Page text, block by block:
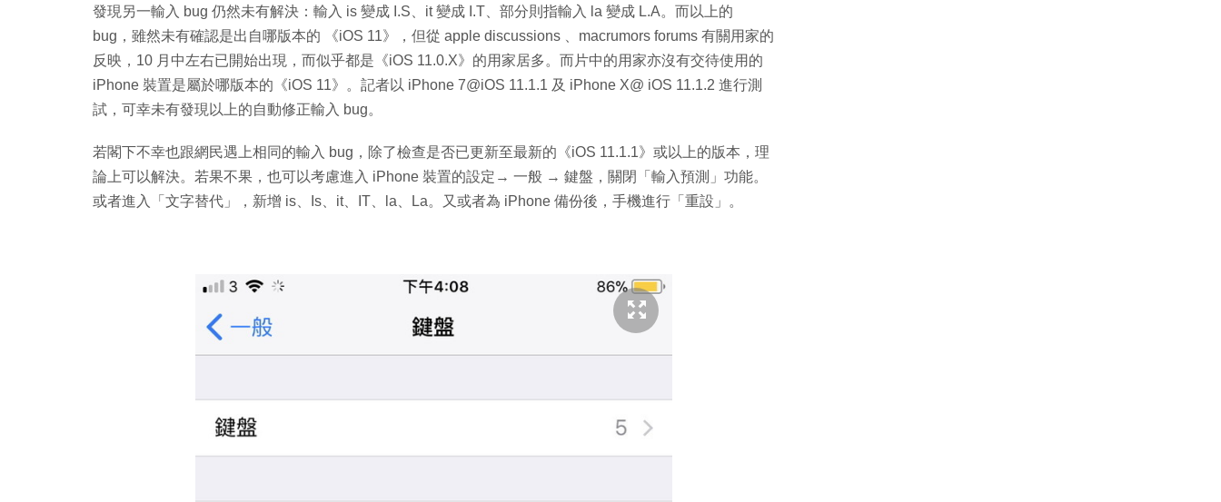
發現另一輸入 bug 仍然未有解決：輸入 is 變成 I.S、it 變成 I.T、部分則指輸入 la 變成 L.A。而以上的
bug，雖然未有確認是出自哪版本的 《iOS 11》，但從 apple discussions 、macrumors forums 有關用家的
反映，10 月中左右已開始出現，而似乎都是《iOS 11.0.X》的用家居多。而片中的用家亦沒有交待使用的
iPhone 裝置是屬於哪版本的《iOS 11》。記者以 iPhone 7@iOS 11.1.1 及 iPhone X@ iOS 11.1.2 進行測
試，可幸未有發現以上的自動修正輸入 bug。
若閣下不幸也跟網民遇上相同的輸入 bug，除了檢查是否已更新至最新的《iOS 11.1.1》或以上的版本，理
論上可以解決。若果不果，也可以考慮進入 iPhone 裝置的設定→ 一般 → 鍵盤，關閉「輸入預測」功能。
或者進入「文字替代」，新增 is、Is、it、IT、la、La。又或者為 iPhone 備份後，手機進行「重設」。